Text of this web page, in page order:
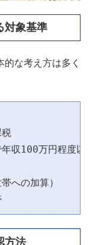
対象基準
な考え方は多く
税
収100万円程度以
への加算）
方法